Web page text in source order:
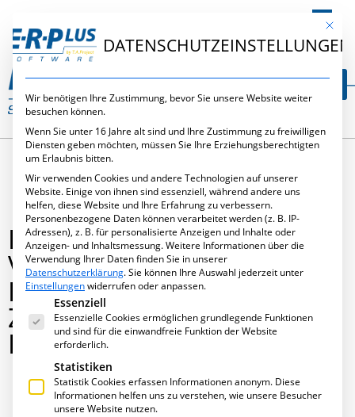
DE
EXKLUSIVE VIDEO-
VORSCHAU: FAKTEN UND
EXPERTEN-MEINUNGEN
ZUR „PAPIERLOSEN
FERTIGUNG“
Dezember 1, 2020
Mit
DATENSCHUTZEINSTELLUNGEN
Wir benötigen Ihre Zustimmung, bevor Sie unsere Website weiter
besuchen können.
Wenn Sie unter 16 Jahre alt sind und Ihre Zustimmung zu freiwilligen
Diensten geben möchten, müssen Sie Ihre Erziehungsberechtigten
um Erlaubnis bitten.
Wir verwenden Cookies und andere Technologien auf unserer
Website. Einige von ihnen sind essenziell, während andere uns
helfen, diese Website und Ihre Erfahrung zu verbessern.
Personenbezogene Daten können verarbeitet werden (z. B. IP-
Adressen), z. B. für personalisierte Anzeigen und Inhalte oder
Anzeigen- und Inhaltsmessung.Weitere Informationen über die
Verwendung Ihrer Daten finden Sie in unserer
Datenschutzerklärung.Sie können Ihre Auswahl jederzeit unter
Einstellungenwiderrufen oder anpassen.
Es folgt eine Liste der Service-Gruppen, für die eine
Essenziell
Essenzielle Cookies ermöglichen grundlegende Funktionen
und sind für die einwandfreie Funktion der Website
erforderlich.
Statistiken
Statistik Cookies erfassen Informationen anonym. Diese
Informationen helfen uns zu verstehen, wie unsere Besucher
unsere Website nutzen.